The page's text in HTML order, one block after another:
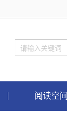
阅读空间